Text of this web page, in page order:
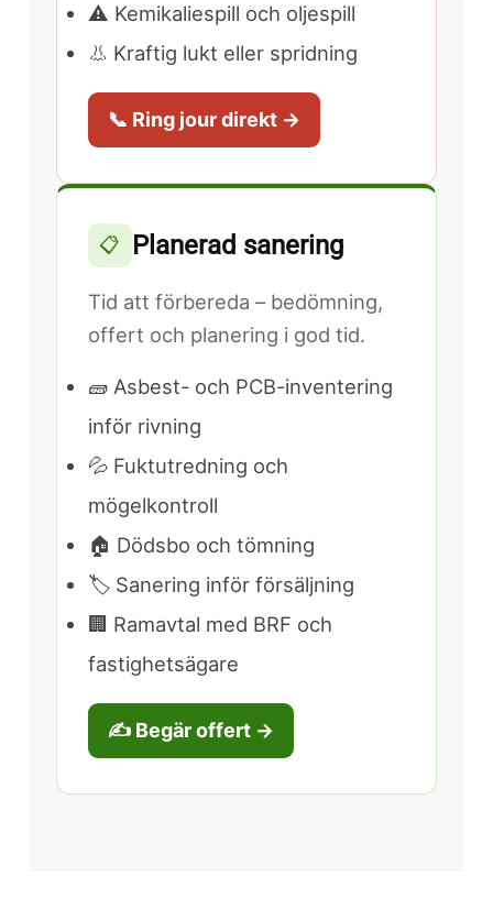
⚠️ Kemikaliespill och oljespill
👃 Kraftig lukt eller spridning
📞 Ring jour direkt →
📋 Planerad sanering
Tid att förbereda – bedömning,
offert och planering i god tid.
🧱 Asbest- och PCB-inventering
inför rivning
💦 Fuktutredning och
mögelkontroll
🏠 Dödsbo och tömning
🏷️ Sanering inför försäljning
🏢 Ramavtal med BRF och
fastighetsägare
✍️ Begär offert →